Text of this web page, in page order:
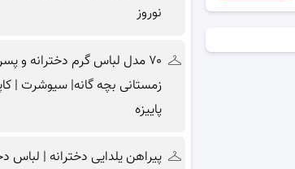
نوروز
۷۰ مدل لباس گرم دخترانه و
زمستانی بچه گانه| سیوشرت |
پاییزه
پیراهن یلدایی دخترانه | لباس